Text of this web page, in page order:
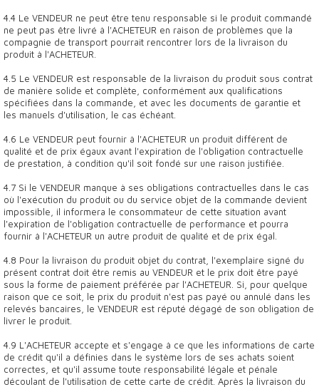
4.4 Le VENDEUR ne peut être tenu responsable si le produit commandé
ne peut pas être livré à l'ACHETEUR en raison de problèmes que la
compagnie de transport pourrait rencontrer lors de la livraison du
produit à l'ACHETEUR.
4.5 Le VENDEUR est responsable de la livraison du produit sous contrat
de manière solide et complète, conformément aux qualifications
spécifiées dans la commande, et avec les documents de garantie et
les manuels d'utilisation, le cas échéant.
4.6 Le VENDEUR peut fournir à l'ACHETEUR un produit différent de
qualité et de prix égaux avant l'expiration de l'obligation contractuelle
de prestation, à condition qu'il soit fondé sur une raison justifiée.
4.7 Si le VENDEUR manque à ses obligations contractuelles dans le cas
où l'exécution du produit ou du service objet de la commande devient
impossible, il informera le consommateur de cette situation avant
l'expiration de l'obligation contractuelle de performance et pourra
fournir à l'ACHETEUR un autre produit de qualité et de prix égal.
4.8 Pour la livraison du produit objet du contrat, l'exemplaire signé du
présent contrat doit être remis au VENDEUR et le prix doit être payé
sous la forme de paiement préférée par l'ACHETEUR. Si, pour quelque
raison que ce soit, le prix du produit n'est pas payé ou annulé dans les
relevés bancaires, le VENDEUR est réputé dégagé de son obligation de
livrer le produit.
4.9 L'ACHETEUR accepte et s'engage à ce que les informations de carte
de crédit qu'il a définies dans le système lors de ses achats soient
correctes, et qu'il assume toute responsabilité légale et pénale
découlant de l'utilisation de cette carte de crédit. Après la livraison du